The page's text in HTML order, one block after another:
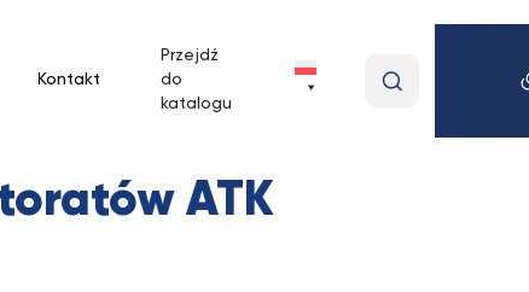
Kontakt
Przejdź
do
katalogu
ATK